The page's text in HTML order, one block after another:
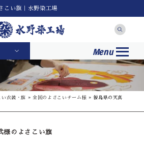
こい旗｜水野染工場
Menu
い衣装・旗 »全国のよさこいチーム様 »福島県の天真
様のよさこい旗